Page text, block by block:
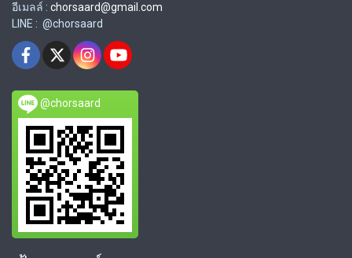
อีเมลล์ : chorsaard@gmail.com
LINE : @chorsaard
@chorsaard